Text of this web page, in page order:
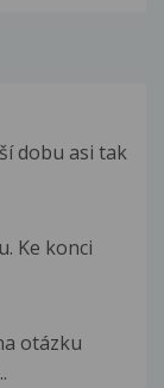
dobu asi tak
Ke konci
otázku